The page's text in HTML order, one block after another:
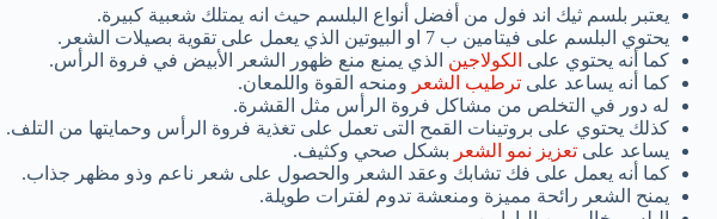
يعتبر بلسم ثيك اند فول من أفضل أنواع البلسم حيث انه يمتلك شعبية كبيرة.
يحتوي البلسم على فيتامين ب 7 او البيوتين الذي يعمل على تقوية بصيلات الشعر.
كما أنه يحتوي على الكولاجين الذي يمنع منع ظهور الشعر الأبيض في فروة الرأس.
كما أنه يساعد على ترطيب الشعر ومنحه القوة واللمعان.
له دور في التخلص من مشاكل فروة الرأس مثل القشرة.
كذلك يحتوي على بروتينات القمح التى تعمل على تغذية فروة الرأس وحمايتها من التلف.
يساعد على تعزيز نمو الشعر بشكل صحي وكثيف.
كما أنه يعمل على فك تشابك وعقد الشعر والحصول على شعر ناعم وذو مظهر جذاب.
يمنح الشعر رائحة مميزة ومنعشة تدوم لفترات طويلة.